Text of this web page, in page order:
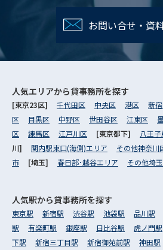
お問い合せ・資
人気エリアから貸事務所を探す
[東京23区] 千代田区 中央区 港区 新
区
目黒区 中野区 世田谷区 江東区
区
練馬区 江戸川区 [東京都下] 八王
川] 関内駅東口(海側)エリア その他神奈川
市
[埼玉] 春日部･越谷エリア その他埼
人気駅から貸事務所を探す
東京駅 新宿駅 渋谷駅 池袋駅 品川駅
駅
有楽町駅 銀座駅 日比谷駅 虎ノ門駅
下駅
新宿三丁目駅 新宿御苑前駅 神田駅